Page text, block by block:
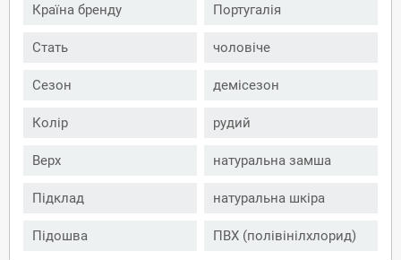
Країна бренду Португалія
Стать чоловіче
Сезон демісезон
Колір рудий
Верх натуральна замша
Підклад натуральна шкіра
Підошва ПВХ (полівінілхлорид)